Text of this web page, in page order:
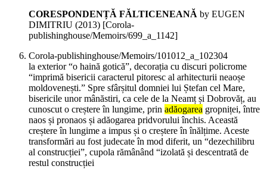
CORESPONDENȚĂ FĂLTICENEANĂ by EUGEN
DIMITRIU (2013) [Corola-
publishinghouse/Memoirs/699_a_1142]
Corola-publishinghouse/Memoirs/101012_a_102304
la exterior “o haină gotică”, decorația cu discuri policrome
“imprimă bisericii caracterul pitoresc al arhitecturii neaoșe
moldovenești.” Spre sfârșitul domniei lui Ștefan cel Mare,
bisericile unor mânăstiri, ca cele de la Neamț și Dobrovăț, au
cunoscut o creștere în lungime, prin adăogarea gropniței, între
naos și pronaos și adăogarea pridvorului închis. Această
creștere în lungime a impus și o creștere în înălțime. Aceste
transformări au fost judecate în mod diferit, un “dezechilibru
al construcției”, cupola rămânând “izolată și descentrată de
restul construcției